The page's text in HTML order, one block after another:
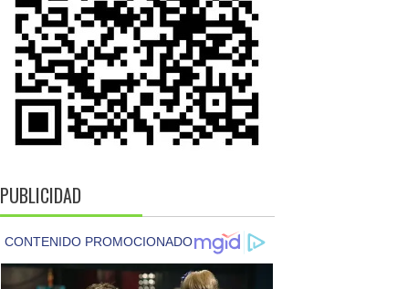
PUBLICIDAD